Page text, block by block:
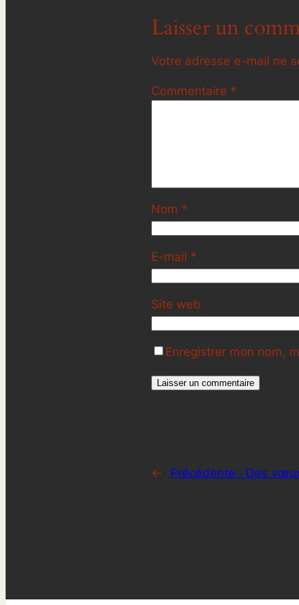
Laisser un
Votre adresse e-mail ne
Commentaire *
Nom *
E-mail *
Site web
Enregistrer mon nom,
← Précédente : Des